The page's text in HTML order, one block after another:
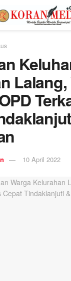
10 April 2022